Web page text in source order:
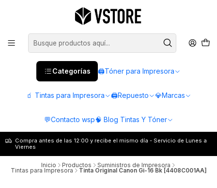
Categorías 🖨️Tóner para Impresora
🧃 Tintas para Impresora 🖨️Repuesto 💎Marcas
💬Contacto wsp🧠 Blog Tintas Y Tóner
Compra antes de las 12:00 y recibe el mismo día - Servicio de Lunes a
Viernes
Inicio Productos Suministros de Impresora
Tintas para Impresora Tinta Original Canon Gi-16 Bk [4408C001AA]